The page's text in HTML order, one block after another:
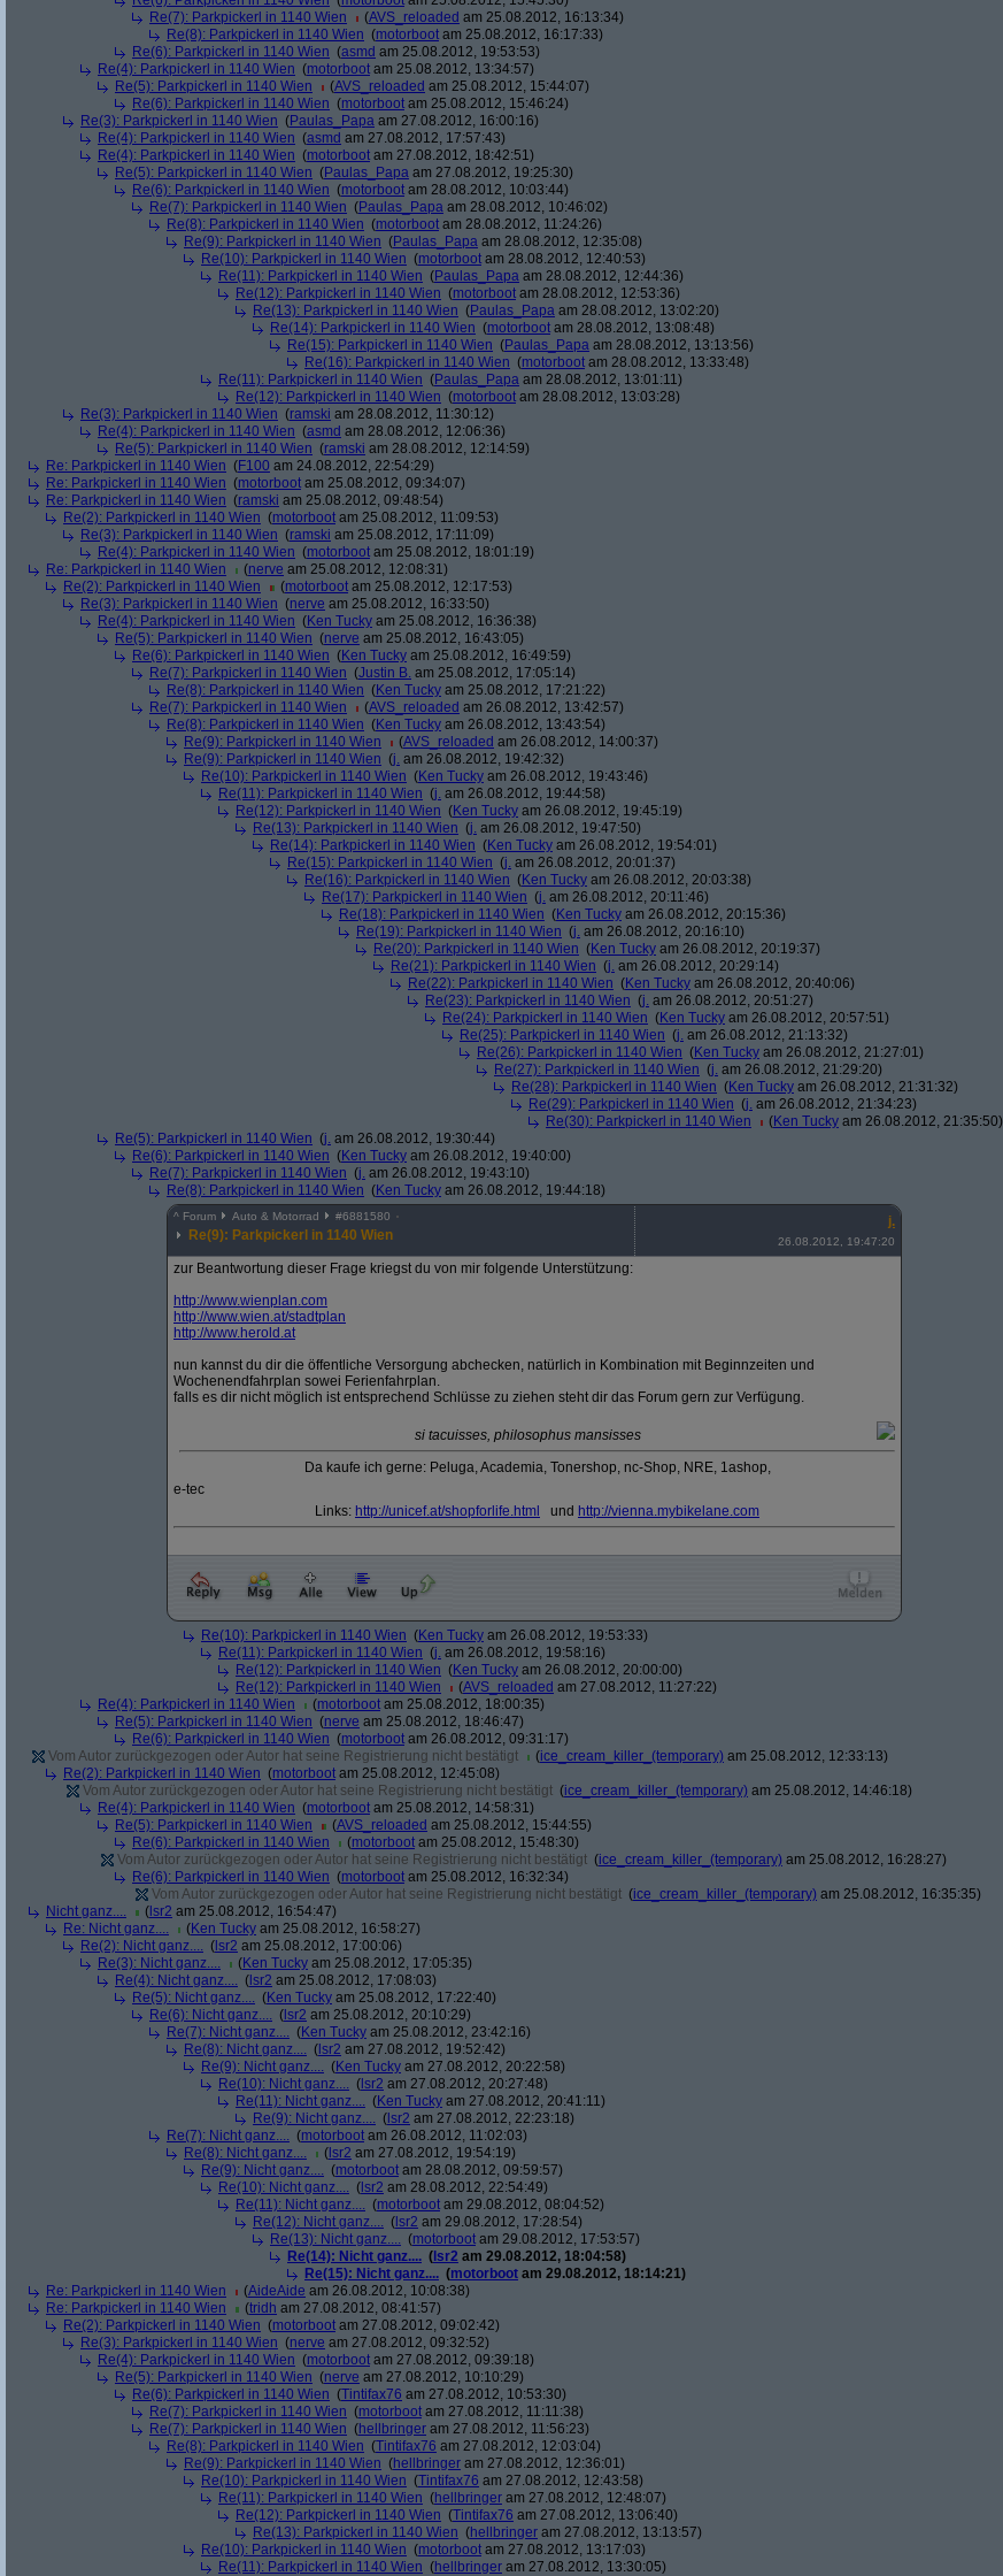
Re(7): Parkpickerl in 1140 Wien
(AVS_reloaded am 25.08.2012, 16:13:34)
Re(8): Parkpickerl in 1140 Wien (motorboot am 25.08.2012, 16:17:33)
Re(6): Parkpickerl in 1140 Wien (asmd am 25.08.2012, 19:53:53)
Re(4): Parkpickerl in 1140 Wien (motorboot am 25.08.2012, 13:34:57)
Re(5): Parkpickerl in 1140 Wien
(AVS_reloaded am 25.08.2012, 15:44:07)
Re(6): Parkpickerl in 1140 Wien (motorboot am 25.08.2012, 15:46:24)
Re(3): Parkpickerl in 1140 Wien (Paulas_Papa am 27.08.2012, 16:00:16)
Re(4): Parkpickerl in 1140 Wien (asmd am 27.08.2012, 17:57:43)
Re(4): Parkpickerl in 1140 Wien (motorboot am 27.08.2012, 18:42:51)
Re(5): Parkpickerl in 1140 Wien (Paulas_Papa am 27.08.2012, 19:25:30)
Re(6): Parkpickerl in 1140 Wien (motorboot am 28.08.2012, 10:03:44)
Re(7): Parkpickerl in 1140 Wien (Paulas_Papa am 28.08.2012, 10:46:02)
Re(8): Parkpickerl in 1140 Wien (motorboot am 28.08.2012, 11:24:26)
Re(9): Parkpickerl in 1140 Wien (Paulas_Papa am 28.08.2012, 12:35:08)
Re(10): Parkpickerl in 1140 Wien (motorboot am 28.08.2012, 12:40:53)
Re(11): Parkpickerl in 1140 Wien (Paulas_Papa am 28.08.2012, 12:44:36)
Re(12): Parkpickerl in 1140 Wien (motorboot am 28.08.2012, 12:53:36)
Re(13): Parkpickerl in 1140 Wien (Paulas_Papa am 28.08.2012, 13:02:20)
Re(14): Parkpickerl in 1140 Wien (motorboot am 28.08.2012, 13:08:48)
Re(15): Parkpickerl in 1140 Wien (Paulas_Papa am 28.08.2012, 13:13:56)
Re(16): Parkpickerl in 1140 Wien (motorboot am 28.08.2012, 13:33:48)
Re(11): Parkpickerl in 1140 Wien (Paulas_Papa am 28.08.2012, 13:01:11)
Re(12): Parkpickerl in 1140 Wien (motorboot am 28.08.2012, 13:03:28)
Re(3): Parkpickerl in 1140 Wien (ramski am 28.08.2012, 11:30:12)
Re(4): Parkpickerl in 1140 Wien (asmd am 28.08.2012, 12:06:36)
Re(5): Parkpickerl in 1140 Wien (ramski am 28.08.2012, 12:14:59)
Re: Parkpickerl in 1140 Wien (F100 am 24.08.2012, 22:54:29)
Re: Parkpickerl in 1140 Wien (motorboot am 25.08.2012, 09:34:07)
Re: Parkpickerl in 1140 Wien (ramski am 25.08.2012, 09:48:54)
Re(2): Parkpickerl in 1140 Wien (motorboot am 25.08.2012, 11:09:53)
Re(3): Parkpickerl in 1140 Wien (ramski am 25.08.2012, 17:11:09)
Re(4): Parkpickerl in 1140 Wien (motorboot am 25.08.2012, 18:01:19)
Re: Parkpickerl in 1140 Wien
(nerve am 25.08.2012, 12:08:31)
Re(2): Parkpickerl in 1140 Wien
(motorboot am 25.08.2012, 12:17:53)
Re(3): Parkpickerl in 1140 Wien (nerve am 25.08.2012, 16:33:50)
Re(4): Parkpickerl in 1140 Wien (Ken Tucky am 25.08.2012, 16:36:38)
Re(5): Parkpickerl in 1140 Wien (nerve am 25.08.2012, 16:43:05)
Re(6): Parkpickerl in 1140 Wien (Ken Tucky am 25.08.2012, 16:49:59)
Re(7): Parkpickerl in 1140 Wien (Justin B. am 25.08.2012, 17:05:14)
Re(8): Parkpickerl in 1140 Wien (Ken Tucky am 25.08.2012, 17:21:22)
Re(7): Parkpickerl in 1140 Wien
(AVS_reloaded am 26.08.2012, 13:42:57)
Re(8): Parkpickerl in 1140 Wien (Ken Tucky am 26.08.2012, 13:43:54)
Re(9): Parkpickerl in 1140 Wien
(AVS_reloaded am 26.08.2012, 14:00:37)
Re(9): Parkpickerl in 1140 Wien (j. am 26.08.2012, 19:42:32)
Re(10): Parkpickerl in 1140 Wien (Ken Tucky am 26.08.2012, 19:43:46)
Re(11): Parkpickerl in 1140 Wien (j. am 26.08.2012, 19:44:58)
Re(12): Parkpickerl in 1140 Wien (Ken Tucky am 26.08.2012, 19:45:19)
Re(13): Parkpickerl in 1140 Wien (j. am 26.08.2012, 19:47:50)
Re(14): Parkpickerl in 1140 Wien (Ken Tucky am 26.08.2012, 19:54:01)
Re(15): Parkpickerl in 1140 Wien (j. am 26.08.2012, 20:01:37)
Re(16): Parkpickerl in 1140 Wien (Ken Tucky am 26.08.2012, 20:03:38)
Re(17): Parkpickerl in 1140 Wien (j. am 26.08.2012, 20:11:46)
Re(18): Parkpickerl in 1140 Wien (Ken Tucky am 26.08.2012, 20:15:36)
Re(19): Parkpickerl in 1140 Wien (j. am 26.08.2012, 20:16:10)
Re(20): Parkpickerl in 1140 Wien (Ken Tucky am 26.08.2012, 20:19:37)
Re(21): Parkpickerl in 1140 Wien (j. am 26.08.2012, 20:29:14)
Re(22): Parkpickerl in 1140 Wien (Ken Tucky am 26.08.2012, 20:40:06)
Re(23): Parkpickerl in 1140 Wien (j. am 26.08.2012, 20:51:27)
Re(24): Parkpickerl in 1140 Wien (Ken Tucky am 26.08.2012, 20:57:51)
Re(25): Parkpickerl in 1140 Wien (j. am 26.08.2012, 21:13:32)
Re(26): Parkpickerl in 1140 Wien (Ken Tucky am 26.08.2012, 21:27:01)
Re(27): Parkpickerl in 1140 Wien (j. am 26.08.2012, 21:29:20)
Re(28): Parkpickerl in 1140 Wien (Ken Tucky am 26.08.2012, 21:31:32)
Re(29): Parkpickerl in 1140 Wien (j. am 26.08.2012, 21:34:23)
Re(30): Parkpickerl in 1140 Wien
(Ken Tucky am 26.08.2012, 21:35:50)
Re(5): Parkpickerl in 1140 Wien (j. am 26.08.2012, 19:30:44)
Re(6): Parkpickerl in 1140 Wien (Ken Tucky am 26.08.2012, 19:40:00)
Re(7): Parkpickerl in 1140 Wien (j. am 26.08.2012, 19:43:10)
Re(8): Parkpickerl in 1140 Wien (Ken Tucky am 26.08.2012, 19:44:18)
^ Forum Auto & Motorrad #6881580
Re(9): Parkpickerl in 1140 Wien
j.
26.08.2012, 19:47:20
zur Beantwortung dieser Frage kriegst du von mir folgende Unterstützung:
http://www.wienplan.com
http://www.wien.at/stadtplan
http://www.herold.at
nun kannst du dir die öffentliche Versorgung abchecken, natürlich in Kombination mit Beginnzeiten und
Wochenendfahrplan sowei Ferienfahrplan.
falls es dir nicht möglich ist entsprechend Schlüsse zu ziehen steht dir das Forum gern zur Verfügung.
si tacuisses, philosophus mansisses
Da kaufe ich gerne: Peluga, Academia, Tonershop, nc-Shop, NRE, 1ashop,
e-tec
Links: http://unicef.at/shopforlife.html und http://vienna.mybikelane.com
Re(10): Parkpickerl in 1140 Wien (Ken Tucky am 26.08.2012, 19:53:33)
Re(11): Parkpickerl in 1140 Wien (j. am 26.08.2012, 19:58:16)
Re(12): Parkpickerl in 1140 Wien (Ken Tucky am 26.08.2012, 20:00:00)
Re(12): Parkpickerl in 1140 Wien
(AVS_reloaded am 27.08.2012, 11:27:22)
Re(4): Parkpickerl in 1140 Wien
(motorboot am 25.08.2012, 18:00:35)
Re(5): Parkpickerl in 1140 Wien (nerve am 25.08.2012, 18:46:47)
Re(6): Parkpickerl in 1140 Wien (motorboot am 26.08.2012, 09:31:17)
Vom Autor zurückgezogen oder Autor hat seine Registrierung nicht bestätigt
(ice_cream_killer_(temporary) am 25.08.2012, 12:33:13)
Re(2): Parkpickerl in 1140 Wien (motorboot am 25.08.2012, 12:45:08)
Vom Autor zurückgezogen oder Autor hat seine Registrierung nicht bestätigt (ice_cream_killer_(temporary) am 25.08.2012, 14:46:18)
Re(4): Parkpickerl in 1140 Wien (motorboot am 25.08.2012, 14:58:31)
Re(5): Parkpickerl in 1140 Wien
(AVS_reloaded am 25.08.2012, 15:44:55)
Re(6): Parkpickerl in 1140 Wien
(motorboot am 25.08.2012, 15:48:30)
Vom Autor zurückgezogen oder Autor hat seine Registrierung nicht bestätigt (ice_cream_killer_(temporary) am 25.08.2012, 16:28:27)
Re(6): Parkpickerl in 1140 Wien (motorboot am 25.08.2012, 16:32:34)
Vom Autor zurückgezogen oder Autor hat seine Registrierung nicht bestätigt (ice_cream_killer_(temporary) am 25.08.2012, 16:35:35)
Nicht ganz....
( lsr2 am 25.08.2012, 16:54:47)
Re: Nicht ganz....
(Ken Tucky am 25.08.2012, 16:58:27)
Re(2): Nicht ganz.... ( lsr2 am 25.08.2012, 17:00:06)
Re(3): Nicht ganz....
(Ken Tucky am 25.08.2012, 17:05:35)
Re(4): Nicht ganz.... ( lsr2 am 25.08.2012, 17:08:03)
Re(5): Nicht ganz.... (Ken Tucky am 25.08.2012, 17:22:40)
Re(6): Nicht ganz.... ( lsr2 am 25.08.2012, 20:10:29)
Re(7): Nicht ganz.... (Ken Tucky am 25.08.2012, 23:42:16)
Re(8): Nicht ganz.... ( lsr2 am 27.08.2012, 19:52:42)
Re(9): Nicht ganz.... (Ken Tucky am 27.08.2012, 20:22:58)
Re(10): Nicht ganz.... ( lsr2 am 27.08.2012, 20:27:48)
Re(11): Nicht ganz.... (Ken Tucky am 27.08.2012, 20:41:11)
Re(9): Nicht ganz.... ( lsr2 am 27.08.2012, 22:23:18)
Re(7): Nicht ganz.... (motorboot am 26.08.2012, 11:02:03)
Re(8): Nicht ganz....
( lsr2 am 27.08.2012, 19:54:19)
Re(9): Nicht ganz.... (motorboot am 28.08.2012, 09:59:57)
Re(10): Nicht ganz.... ( lsr2 am 28.08.2012, 22:54:49)
Re(11): Nicht ganz.... (motorboot am 29.08.2012, 08:04:52)
Re(12): Nicht ganz.... ( lsr2 am 29.08.2012, 17:28:54)
Re(13): Nicht ganz.... (motorboot am 29.08.2012, 17:53:57)
Re(14): Nicht ganz.... ( lsr2 am 29.08.2012, 18:04:58)
Re(15): Nicht ganz.... (motorboot am 29.08.2012, 18:14:21)
Re: Parkpickerl in 1140 Wien
(AideAide am 26.08.2012, 10:08:38)
Re: Parkpickerl in 1140 Wien
(tridh am 27.08.2012, 08:41:57)
Re(2): Parkpickerl in 1140 Wien (motorboot am 27.08.2012, 09:02:42)
Re(3): Parkpickerl in 1140 Wien (nerve am 27.08.2012, 09:32:52)
Re(4): Parkpickerl in 1140 Wien (motorboot am 27.08.2012, 09:39:18)
Re(5): Parkpickerl in 1140 Wien (nerve am 27.08.2012, 10:10:29)
Re(6): Parkpickerl in 1140 Wien (Tintifax76 am 27.08.2012, 10:53:30)
Re(7): Parkpickerl in 1140 Wien (motorboot am 27.08.2012, 11:11:38)
Re(7): Parkpickerl in 1140 Wien (hellbringer am 27.08.2012, 11:56:23)
Re(8): Parkpickerl in 1140 Wien (Tintifax76 am 27.08.2012, 12:03:04)
Re(9): Parkpickerl in 1140 Wien (hellbringer am 27.08.2012, 12:36:01)
Re(10): Parkpickerl in 1140 Wien (Tintifax76 am 27.08.2012, 12:43:58)
Re(11): Parkpickerl in 1140 Wien (hellbringer am 27.08.2012, 12:48:07)
Re(12): Parkpickerl in 1140 Wien (Tintifax76 am 27.08.2012, 13:06:40)
Re(13): Parkpickerl in 1140 Wien (hellbringer am 27.08.2012, 13:13:57)
Re(10): Parkpickerl in 1140 Wien (motorboot am 27.08.2012, 13:17:03)
Re(11): Parkpickerl in 1140 Wien (hellbringer am 27.08.2012, 13:30:05)